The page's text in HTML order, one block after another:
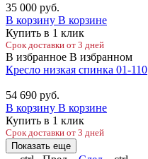
35 000 руб.
В корзину В корзине
Купить в 1 клик
Срок доставки от 3 дней
В избранное В избранном
Кресло низкая спинка 01-110
54 690 руб.
В корзину В корзине
Купить в 1 клик
Срок доставки от 3 дней
Показать еще